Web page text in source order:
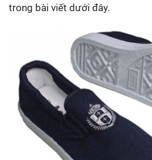
trong bài viết dưới đây.